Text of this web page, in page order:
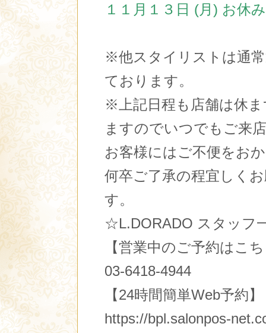
１１月１３日 (月) お休み
※他スタイリストは通
ております。
※上記日程も店舗は休
ますのでいつでもご来
お客様にはご不便をお
何卒ご了承の程宜しく
す。
☆L.DORADO スタッフ
【営業中のご予約はこ
03-6418-4944
【24時間簡単Web予約】
https://bpl.salonpos-